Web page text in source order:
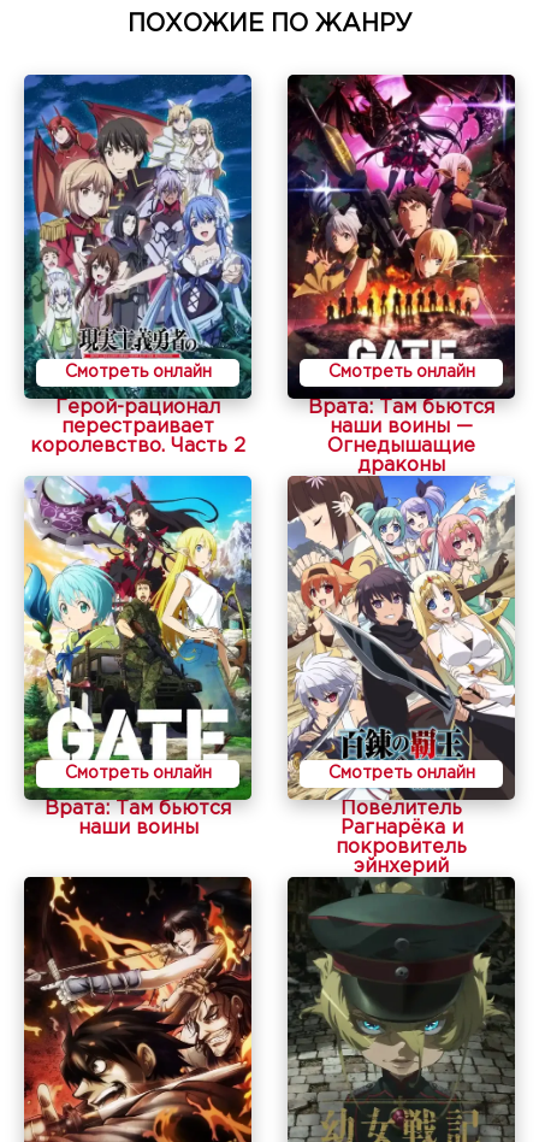
ПОХОЖИЕ ПО ЖАНРУ
Смотреть онлайн
Герой-рационал
перестраивает
королевство. Часть 2
Смотреть онлайн
Врата: Там бьются
наши воины —
Огнедышащие
драконы
Смотреть онлайн
Врата: Там бьются
наши воины
Смотреть онлайн
Повелитель
Рагнарёка и
покровитель
эйнхерий